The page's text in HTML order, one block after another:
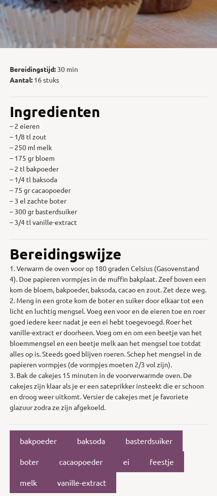
Bereidingstijd: 30 min
Aantal: 16 stuks
Ingredienten
– 2 eieren
– 1/8 tl zout
– 250 ml melk
– 175 gr bloem
– 2 tl bakpoeder
– 1/4 tl baksoda
– 75 gr cacaopoeder
– 3 el zachte boter
– 300 gr basterdsuiker
– 3/4 tl vanille-extract
Bereidingswijze
1. Verwarm de oven voor op 180 graden Celsius (Gasovenstand
4). Doe papieren vormpjes in de muffin bakplaat. Zeef boven een
kom de bloem, bakpoeder, baksoda, cacao en zout. Zet deze weg.
2. Meng in een grote kom de boter en suiker door elkaar tot een
licht en luchtig mengsel. Voeg een voor en de eieren toe en roer
goed iedere keer nadat je een ei hebt toegevoegd. Roer het
vanille-extract er doorheen. Voeg om en om een beetje van het
bloemmengsel en een beetje melk aan het mengsel toe totdat
alles op is. Steeds goed blijven roeren. Schep het mengsel in de
papieren vormpjes (de vormpjes moeten 2/3 vol zijn).
3. Bak de cakejes 15 minuten in de voorverwarmde oven. De
cakejes zijn klaar als je er een sateprikker insteekt die er schoon
en droog weer uitkomt. Versier de cakejes met je favoriete
glazuur zodra ze zijn afgekoeld.
bakpoeder baksoda basterdsuiker
boter cacaopoeder ei feestje
melk vanille-extract